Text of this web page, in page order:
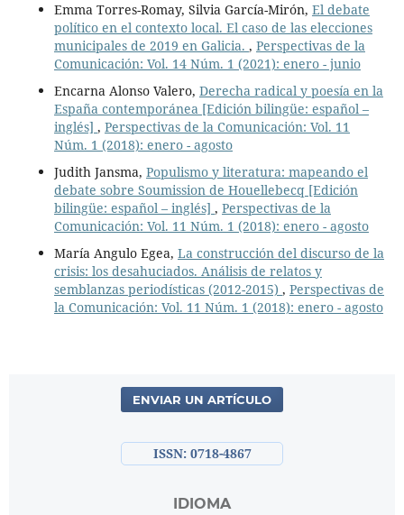
Emma Torres-Romay, Silvia García-Mirón, El debate
político en el contexto local. El caso de las elecciones
municipales de 2019 en Galicia. , Perspectivas de la
Comunicación: Vol. 14 Núm. 1 (2021): enero - junio
Encarna Alonso Valero, Derecha radical y poesía en la
España contemporánea [Edición bilingüe: español –
inglés] , Perspectivas de la Comunicación: Vol. 11
Núm. 1 (2018): enero - agosto
Judith Jansma, Populismo y literatura: mapeando el
debate sobre Soumission de Houellebecq [Edición
bilingüe: español – inglés] , Perspectivas de la
Comunicación: Vol. 11 Núm. 1 (2018): enero - agosto
María Angulo Egea, La construcción del discurso de la
crisis: los desahuciados. Análisis de relatos y
semblanzas periodísticas (2012-2015) , Perspectivas de
la Comunicación: Vol. 11 Núm. 1 (2018): enero - agosto
ENVIAR UN ARTÍCULO
ISSN: 0718-4867
IDIOMA